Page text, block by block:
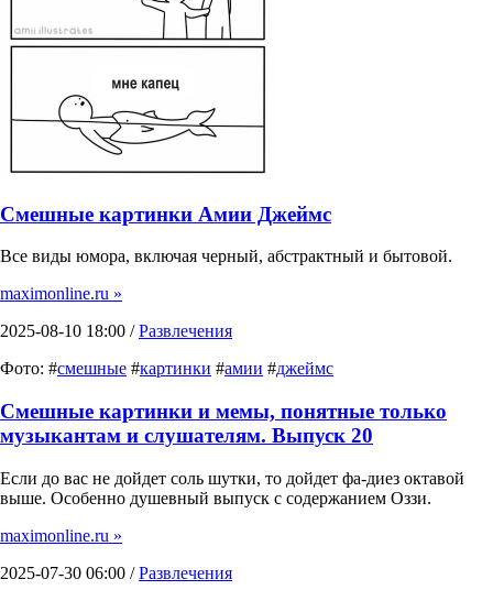
Смешные картинки Амии Джеймс
Все виды юмора, включая черный, абстрактный и бытовой.
maximonline.ru »
2025-08-10 18:00 /Развлечения
Фото: #смешные #картинки #амии #джеймс
Смешные картинки и мемы, понятные только
музыкантам и слушателям. Выпуск 20
Если до вас не дойдет соль шутки, то дойдет фа-диез октавой
выше. Особенно душевный выпуск с содержанием Оззи.
maximonline.ru »
2025-07-30 06:00 /Развлечения